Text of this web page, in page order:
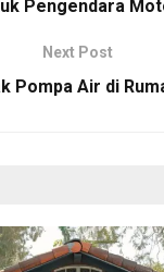
Pengendara
Next Post
Pompa Air di